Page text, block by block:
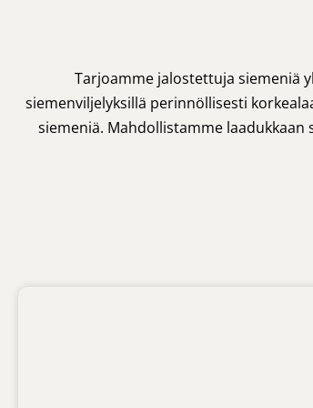
Tarjoamme jalostettuja siemeniä
siemenviljelyksillä perinnöllisesti
siemeniä. Mahdollistamme